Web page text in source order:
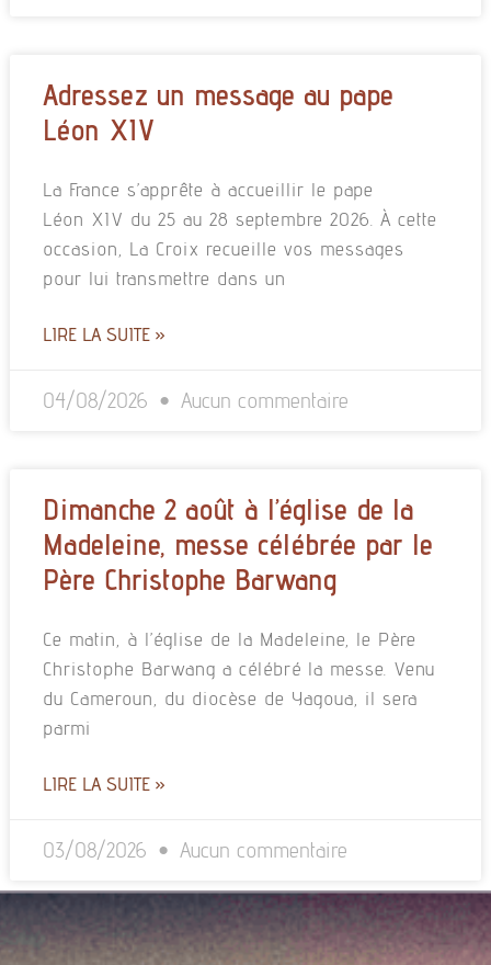
Adressez un message au pape
Léon XIV
La France s’apprête à accueillir le pape
Léon XIV du 25 au 28 septembre 2026. À cette
occasion, La Croix recueille vos messages
pour lui transmettre dans un
LIRE LA SUITE »
04/08/2026 Aucun commentaire
Dimanche 2 août à l’église de la
Madeleine, messe célébrée par le
Père Christophe Barwang
Ce matin, à l’église de la Madeleine, le Père
Christophe Barwang a célébré la messe. Venu
du Cameroun, du diocèse de Yagoua, il sera
parmi
LIRE LA SUITE »
03/08/2026 Aucun commentaire